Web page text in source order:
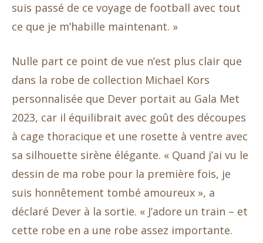
suis passé de ce voyage de football avec tout
ce que je m’habille maintenant. »
Nulle part ce point de vue n’est plus clair que
dans la robe de collection Michael Kors
personnalisée que Dever portait au Gala Met
2023, car il équilibrait avec goût des découpes
à cage thoracique et une rosette à ventre avec
sa silhouette sirène élégante. « Quand j’ai vu le
dessin de ma robe pour la première fois, je
suis honnêtement tombé amoureux », a
déclaré Dever à la sortie. « J’adore un train – et
cette robe en a une robe assez importante.